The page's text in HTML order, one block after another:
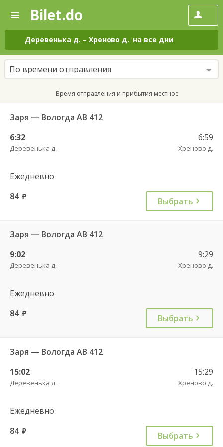
—
Поиск
и
покупка
билетов
на
автобус
онлайн
Bilet.do
Деревенька д. – Хреново д. на все дни
По времени отправления
Время отправления и прибытия местное
Заря — Вологда АВ 412
6:32
Деревенька д.
6:59
Хреново д.
Ежедневно
84 руб. Выбрать
Заря — Вологда АВ 412
9:02
Деревенька д.
9:29
Хреново д.
Ежедневно
84 руб. Выбрать
Заря — Вологда АВ 412
15:02
Деревенька д.
15:29
Хреново д.
Ежедневно
84 руб. Выбрать